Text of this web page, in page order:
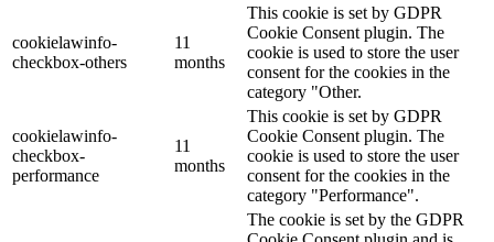
cookielawinfo-
checkbox-others
11
months
This cookie is set by GDPR
Cookie Consent plugin. The
cookie is used to store the user
consent for the cookies in the
category "Other.
cookielawinfo-
checkbox-
performance
11
months
This cookie is set by GDPR
Cookie Consent plugin. The
cookie is used to store the user
consent for the cookies in the
category "Performance".
The cookie is set by the GDPR